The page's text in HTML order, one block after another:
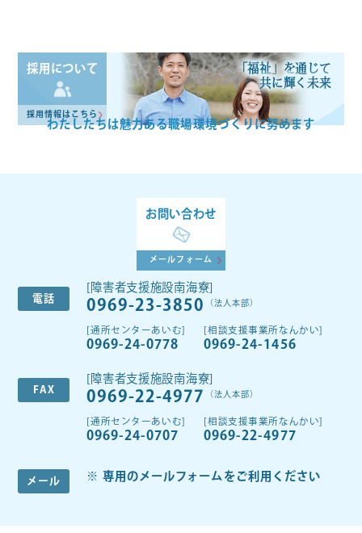
採用について
採用情報はこちら
「福祉」を通じて
共に輝く未来
わたしたちは魅力ある職場環境づくりに努めます
お問い合わせ
メールフォーム
電話
[障害者支援施設南海寮]
0969-23-3850 （法人本部）
[通所センターあいむ]
0969-24-0778
[相談支援事業所なんかい]
0969-24-1456
FAX
[障害者支援施設南海寮]
0969-22-4977 （法人本部）
[通所センターあいむ]
0969-24-0707
[相談支援事業所なんかい]
0969-22-4977
メール 専用のメールフォームをご利用ください